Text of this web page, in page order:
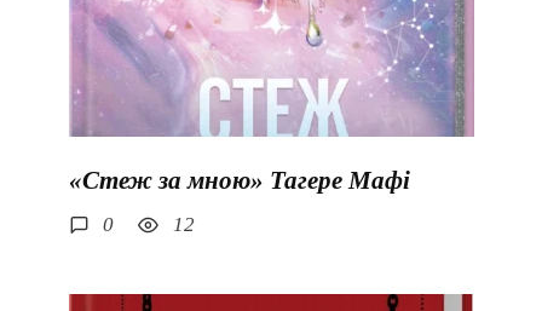
«Стеж за мною» Тагере Мафі
0 12